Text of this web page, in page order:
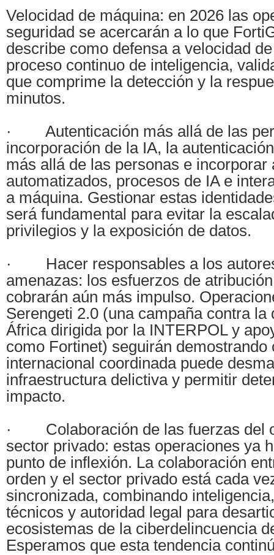
Velocidad de máquina: en 2026 las
seguridad se acercarán a lo que
describe como defensa a velocidad
proceso continuo de inteligencia,
que comprime la detección y la
minutos.
· Autenticación más allá de las
incorporación de la IA, la
más allá de las personas e incorporar
automatizados, procesos de IA e
a máquina. Gestionar estas
será fundamental para evitar la
privilegios y la exposición de datos.
· Hacer responsables a los
amenazas: los esfuerzos de
cobrarán aún más impulso.
Serengeti 2.0 (una campaña contra la
África dirigida por la INTERPOL y
como Fortinet) seguirán demostrando
internacional coordinada puede
infraestructura delictiva y permitir
impacto.
· Colaboración de las fuerzas del
sector privado: estas operaciones ya
punto de inflexión. La colaboración
orden y el sector privado está cada
sincronizada, combinando
técnicos y autoridad legal para
ecosistemas de la ciberdelincuencia
Esperamos que esta tendencia